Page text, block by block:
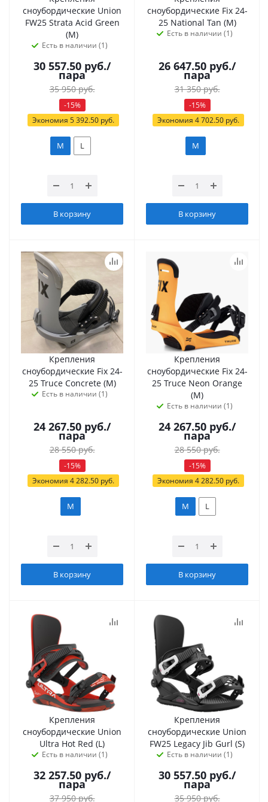
сноубордические Union
FW25 Strata Acid Green
(M)
Есть в наличии (1)
30 557.50 руб./
пара
35 950руб.
-15%
Экономия 5 392.50руб.
M L
В корзину
сноубордические Fix 24-
25 National Tan (M)
Есть в наличии (1)
26 647.50 руб./
пара
31 350руб.
-15%
Экономия 4 702.50руб.
M
В корзину
Крепления
сноубордические Fix 24-
25 Truce Concrete (M)
Есть в наличии (1)
24 267.50 руб./
пара
28 550руб.
-15%
Экономия 4 282.50руб.
M
В корзину
Крепления
сноубордические Fix 24-
25 Truce Neon Orange
(M)
Есть в наличии (1)
24 267.50 руб./
пара
28 550руб.
-15%
Экономия 4 282.50руб.
M L
В корзину
Крепления
сноубордические Union
Ultra Hot Red (L)
Есть в наличии (1)
32 257.50 руб./
пара
37 950руб.
Крепления
сноубордические Union
FW25 Legacy Jib Gurl (S)
Есть в наличии (1)
30 557.50 руб./
пара
35 950руб.